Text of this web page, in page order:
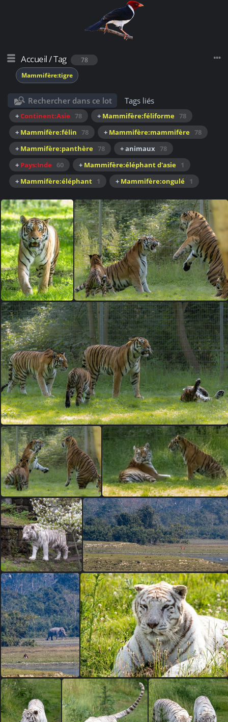
Accueil/Tag
78
Mammifère:tigre
Rechercher dans ce lot Tags liés
+Continent:Asie 78 + Mammifère:féliforme 78
+ Mammifère:félin 78 + Mammifère:mammifère 78
+ Mammifère:panthère 78 + animaux 78
+ Pays:Inde 60 + Mammifère:éléphant d'asie
1
+ Mammifère:éléphant 1 + Mammifère:ongulé 1